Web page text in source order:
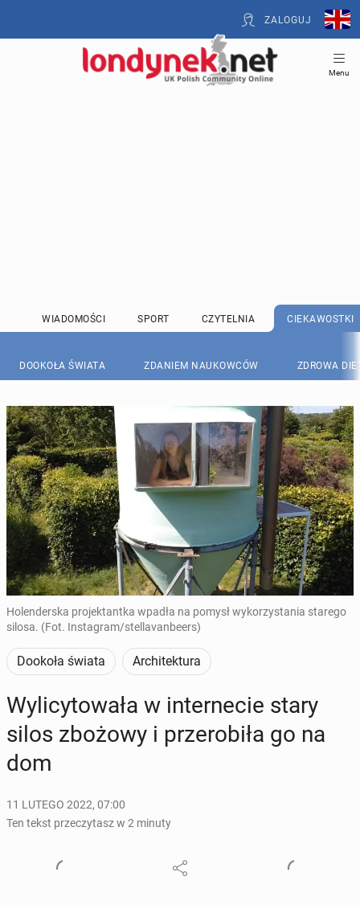
ZALOGUJ
Menu
WIADOMOŚCI SPORT CZYTELNIA CIEKAWOSTKI
DOOKOŁA ŚWIATA ZDANIEM NAUKOWCÓW ZDROWA
Holenderska projektantka wpadła na pomysł wykorzystania starego
silosa. (Fot. Instagram/stellavanbeers)
Dookoła świata Architektura
Wy­li­cy­to­wa­ła w in­ter­ne­cie stary
silos zbożowy i prze­ro­bi­ła go na
dom
11 LUTEGO 2022, 07:00
Ten tekst przeczytasz w 2 minuty